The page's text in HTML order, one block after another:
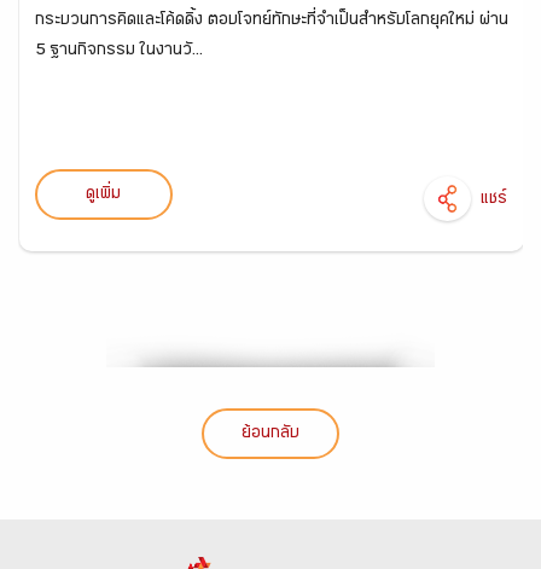
กระบวนการคิดและโค้ดดิ้ง ตอบโจทย์ทักษะที่จำเป็นสำหรับโลกยุคใหม่ ผ่าน
5 ฐานกิจกรรม ในงานวั...
ดูเพิ่ม แชร์
ย้อนกลับ